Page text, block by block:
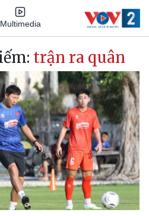
Multimedia
trận ra quân